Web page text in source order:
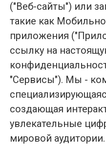
("Веб-сайты") или
такие как
приложения
ссылку на
"Сервисы"). Мы -
создающая
увлекательные
мировой аудитории.